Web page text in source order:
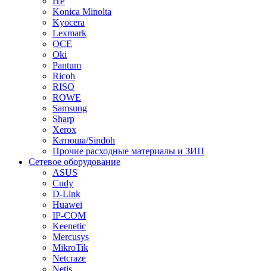
Konica Minolta
Kyocera
Lexmark
OCE
Oki
Pantum
Ricoh
RISO
ROWE
Samsung
Sharp
Xerox
Катюша/Sindoh
Прочие расходные материалы и ЗИП
Сетевое оборудование
ASUS
Cudy
D-Link
Huawei
IP-COM
Keenetic
Mercusys
MikroTik
Netcraze
Netis